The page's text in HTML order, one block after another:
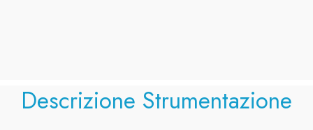
Descrizione Strumentazione